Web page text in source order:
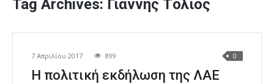
Tag Archives: Γιάννης Τόλιος
7 Απριλίου 2017 899 0
Η πολιτική εκδήλωση της ΛΑΕ